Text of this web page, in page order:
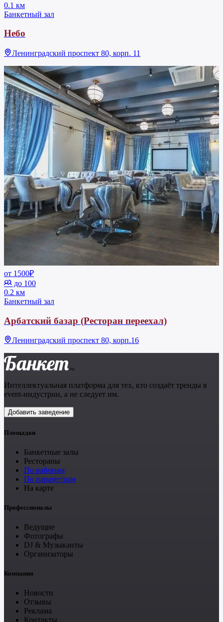
0.1 км
Банкетный зал
Небо
Ленинградский проспект 80, корп. 11
от 1500₽
до 100
0.2 км
Банкетный зал
Арбатский базар (Ресторан переехал)
Ленинградский проспект 80, корп.16
Банкет.ru
Интеллектуальная платформа для тех, кто создаёт тренды в
event-индустрии, а не следует им.
Добавить заведение
Площадки
Банкетные залы
Рестораны
По районам
По параметрам
На карте
Профессионалы
Ведущие
Фотографы
DJ & Музыканты
Организаторы
Компания
Новости
Отзывы
Реклама
Контакты